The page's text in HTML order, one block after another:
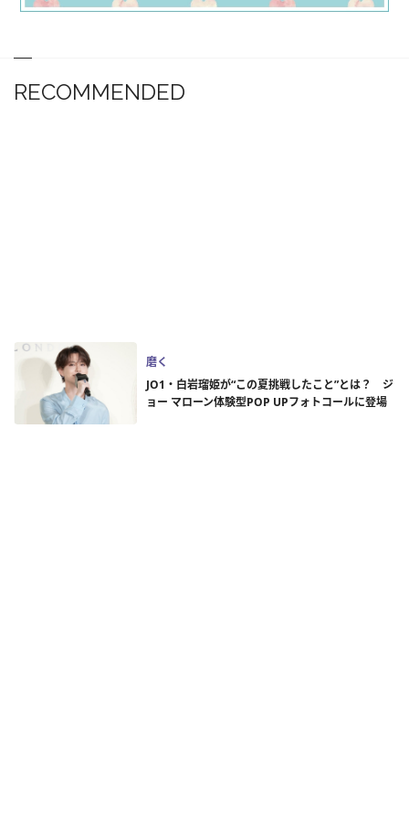
RECOMMENDED
磨く
JO1・白岩瑠姫が“この夏挑戦したこと”とは？ ジ
ョー マローン体験型POP UPフォトコールに登場